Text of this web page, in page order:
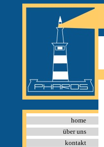
home
über uns
kontakt